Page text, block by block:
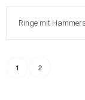
Ringe mit
1 2